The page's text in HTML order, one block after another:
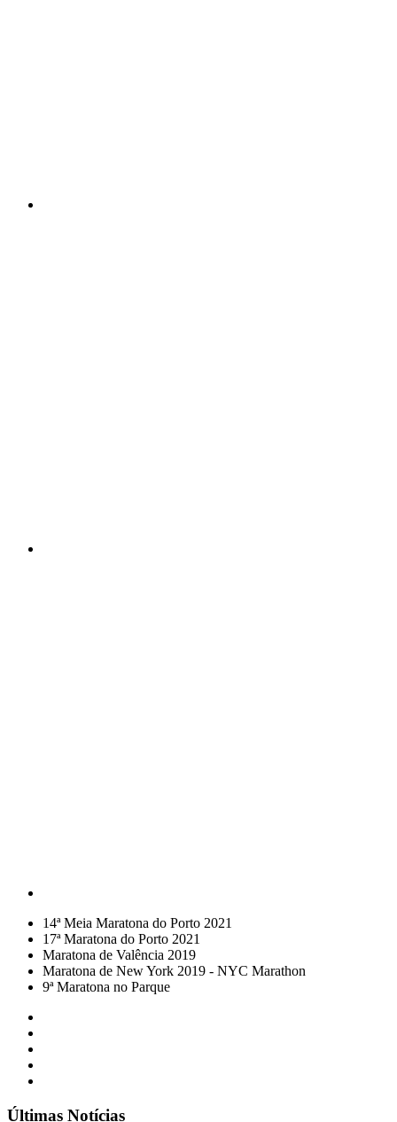
14ª Meia Maratona do Porto 2021
17ª Maratona do Porto 2021
Maratona de Valência 2019
Maratona de New York 2019 - NYC Marathon
9ª Maratona no Parque
Últimas Notícias